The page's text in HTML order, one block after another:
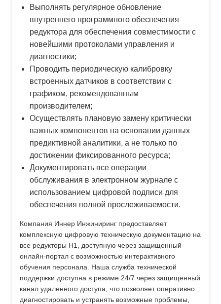
Выполнять регулярное обновление
внутреннего программного обеспечения
редуктора для обеспечения совместимости с
новейшими протоколами управления и
диагностики;
Проводить периодическую калибровку
встроенных датчиков в соответствии с
графиком, рекомендованным
производителем;
Осуществлять плановую замену критически
важных компонентов на основании данных
предиктивной аналитики, а не только по
достижении фиксированного ресурса;
Документировать все операции
обслуживания в электронном журнале с
использованием цифровой подписи для
обеспечения полной прослеживаемости.
Компания Иннер Инжиниринг предоставляет
комплексную цифровую техническую документацию на
все редукторы H1, доступную через защищенный
онлайн-портал с возможностью интерактивного
обучения персонала. Наша служба технической
поддержки доступна в режиме 24/7 через защищенный
канал удаленного доступа, что позволяет оперативно
диагностировать и устранять возможные проблемы,